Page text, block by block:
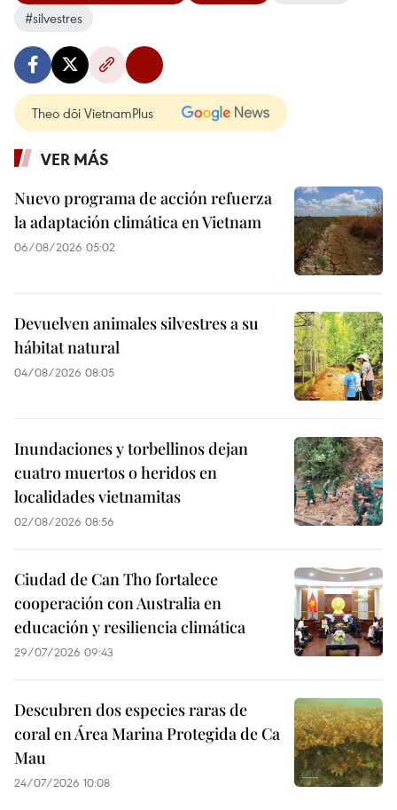
#silvestres
Theo dõi VietnamPlus
VER MÁS
Nuevo programa de acción refuerza
la adaptación climática en Vietnam
06/08/2026 05:02
Devuelven animales silvestres a su
hábitat natural
04/08/2026 08:05
Inundaciones y torbellinos dejan
cuatro muertos o heridos en
localidades vietnamitas
02/08/2026 08:56
Ciudad de Can Tho fortalece
cooperación con Australia en
educación y resiliencia climática
29/07/2026 09:43
Descubren dos especies raras de
coral en Área Marina Protegida de Ca
Mau
24/07/2026 10:08